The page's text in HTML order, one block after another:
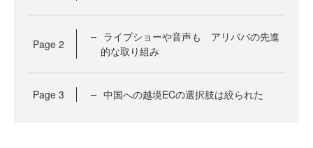
Page 2
ライブショーや音声も アリババの先進
的な取り組み
Page 3 中国への越境ECの選択肢は絞られた